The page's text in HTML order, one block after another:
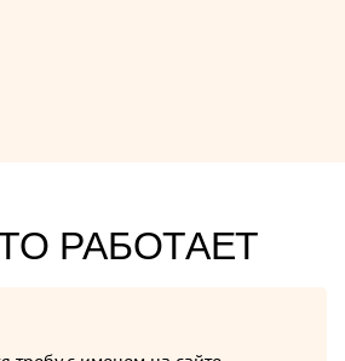
РАБОТАЕТ